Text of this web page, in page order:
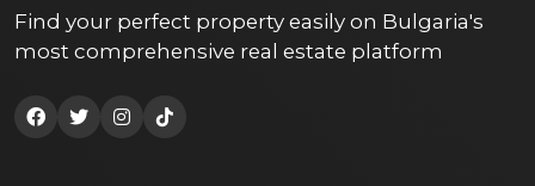
Find your perfect property easily on Bulgaria's
most comprehensive real estate platform